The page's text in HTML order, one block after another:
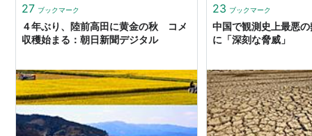
27 ブックマーク
４年ぶり、陸前高田に黄金の秋 コメ
収穫始まる：朝日新聞デジタル
23 ブックマーク
中国で観測史上最悪
に「深刻な脅威」